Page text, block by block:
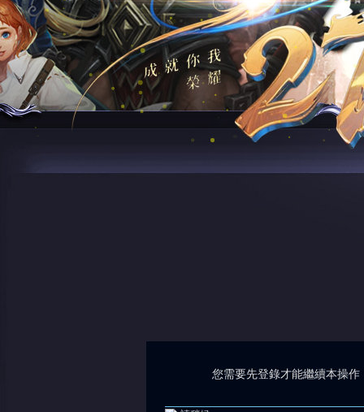
您需要先登錄才能繼續本操作